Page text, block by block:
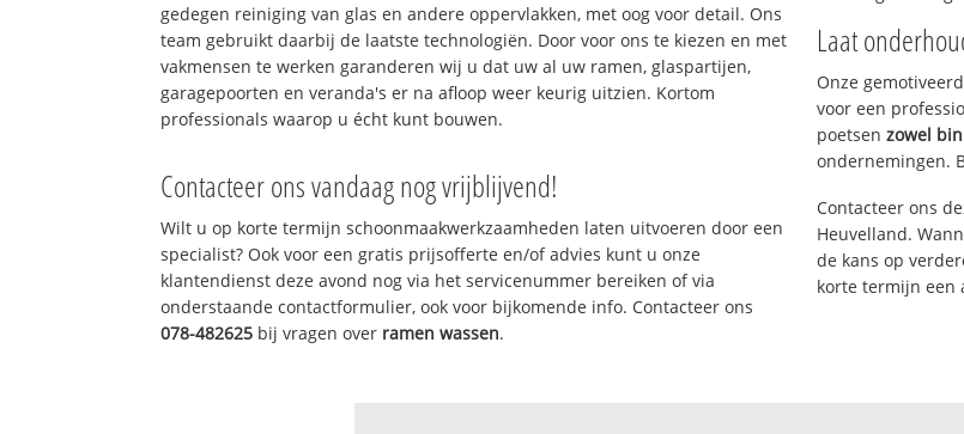
gedegen reiniging van glas en andere oppervlakken, met oog voor detail. Ons
team gebruikt daarbij de laatste technologiën. Door voor ons te kiezen en met
vakmensen te werken garanderen wij u dat uw al uw ramen, glaspartijen,
garagepoorten en veranda's er na afloop weer keurig uitzien. Kortom
professionals waarop u écht kunt bouwen.
Contacteer ons vandaag nog vrijblijvend!
Wilt u op korte termijn schoonmaakwerkzaamheden laten uitvoeren door een
specialist? Ook voor een gratis prijsofferte en/of advies kunt u onze
klantendienst deze avond nog via het servicenummer bereiken of via
onderstaande contactformulier, ook voor bijkomende info. Contacteer ons
078-482625 bij vragen over ramen wassen.
Laat
Onze
voor een
poetsen zowel
ondernemingen.
Contacteer ons
Heuvelland.
de kans op
korte termijn een